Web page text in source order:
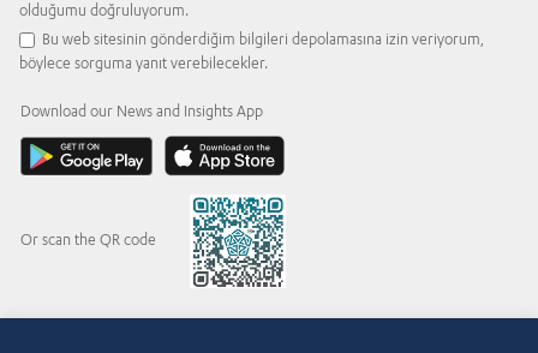
olduğumu doğruluyorum.
Bu web sitesinin gönderdiğim bilgileri depolamasına izin veriyorum,
böylece sorguma yanıt verebilecekler.
Download our News and Insights App
Or scan the QR code